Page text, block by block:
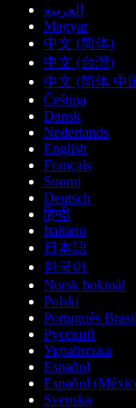
العربية
Magyar
中文 (简体)
中文 (台灣)
中文 (简体 中
Čeština
Dansk
Nederlands
English
Français
Suomi
Deutsch
हिन्दी
Italiano
日本語
한국어
Norsk bokmål
Polski
Português
Русский
Українська
Español
Español
Svenska